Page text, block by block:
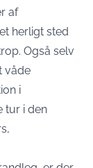
af
herligt sted
Også selv
våde
i
tur i den